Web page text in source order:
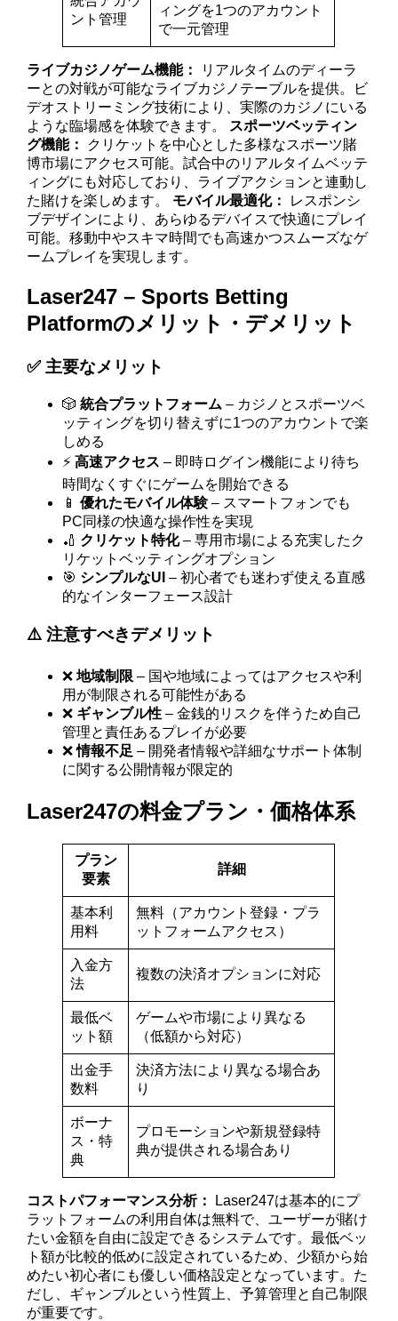
ント管理
ィングを1つのアカウント
で一元管理
ライブカジノゲーム機能：
リアルタイムのディーラ
ーとの対戦が可能なライブカジノテーブルを提供。ビ
デオストリーミング技術により、実際のカジノにいる
ような臨場感を体験できます。 スポーツベッティン
グ機能：
クリケットを中心とした多様なスポーツ賭
博市場にアクセス可能。試合中のリアルタイムベッテ
ィングにも対応しており、ライブアクションと連動し
た賭けを楽しめます。 モバイル最適化：
レスポンシ
ブデザインにより、あらゆるデバイスで快適にプレイ
可能。移動中やスキマ時間でも高速かつスムーズなゲ
ームプレイを実現します。
Laser247 – Sports Betting
Platformのメリット・デメリット
✅ 主要なメリット
🎲統合プラットフォーム – カジノとスポーツベ
ッティングを切り替えずに1つのアカウントで楽
しめる
⚡高速アクセス – 即時ログイン機能により待ち
時間なくすぐにゲームを開始できる
📱優れたモバイル体験– スマートフォンでも
PC同様の快適な操作性を実現
🏏 クリケット特化– 専用市場による充実したク
リケットベッティングオプション
🎯 シンプルなUI – 初心者でも迷わず使える直感
的なインターフェース設計
⚠️ 注意すべきデメリット
❌地域制限 – 国や地域によってはアクセスや利
用が制限される可能性がある
❌ ギャンブル性 – 金銭的リスクを伴うため自己
管理と責任あるプレイが必要
❌情報不足 – 開発者情報や詳細なサポート体制
に関する公開情報が限定的
Laser247の料金プラン・価格体系
プラン
要素
詳細
基本利
用料
無料（アカウント登録・プラ
ットフォームアクセス）
入金方
法
複数の決済オプションに対応
最低ベ
ット額
ゲームや市場により異なる
（低額から対応）
出金手
数料
決済方法により異なる場合あ
り
ボーナ
ス・特
典
プロモーションや新規登録特
典が提供される場合あり
コストパフォーマンス分析：
Laser247は基本的にプ
ラットフォームの利用自体は無料で、ユーザーが賭け
たい金額を自由に設定できるシステムです。最低ベッ
ト額が比較的低めに設定されているため、少額から始
めたい初心者にも優しい価格設定となっています。た
だし、ギャンブルという性質上、予算管理と自己制限
が重要です。